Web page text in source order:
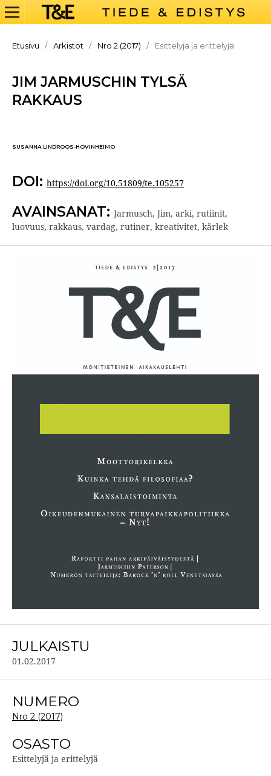
Etusivu / Arkistot / Nro 2 (2017) / Esittelyjä ja erittelyjä
JIM JARMUSCHIN TYLSÄ
RAKKAUS
SUSANNA LINDROOS-HOVINHEIMO
DOI: https://doi.org/10.51809/te.105257
AVAINSANAT: Jarmusch, Jim, arki, rutiinit,
luovuus, rakkaus, vardag, rutiner, kreativitet, kärlek
JULKAISTU
01.02.2017
NUMERO
Nro 2 (2017)
OSASTO
Esittelyjä ja erittelyjä